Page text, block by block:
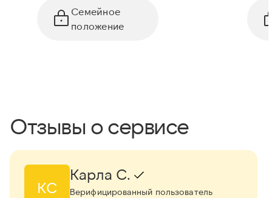
Семейное
положение
Отзывы о сервисе
КС
Карла С.
Верифицированный пользователь